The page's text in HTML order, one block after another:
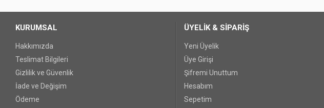
KURUMSAL
Hakkımızda
Teslimat Bilgileri
Gizlilik ve Güvenlik
İade ve Değişim
Ödeme
ÜYELİK & SİPARİŞ
Yeni Üyelik
Üye Girişi
Şifremi Unuttum
Hesabım
Sepetim